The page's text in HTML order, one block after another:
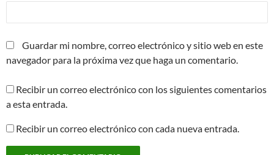
Guardar mi nombre, correo electrónico y sitio web en este
navegador para la próxima vez que haga un comentario.
Recibir un correo electrónico con los siguientes comentarios
a esta entrada.
Recibir un correo electrónico con cada nueva entrada.